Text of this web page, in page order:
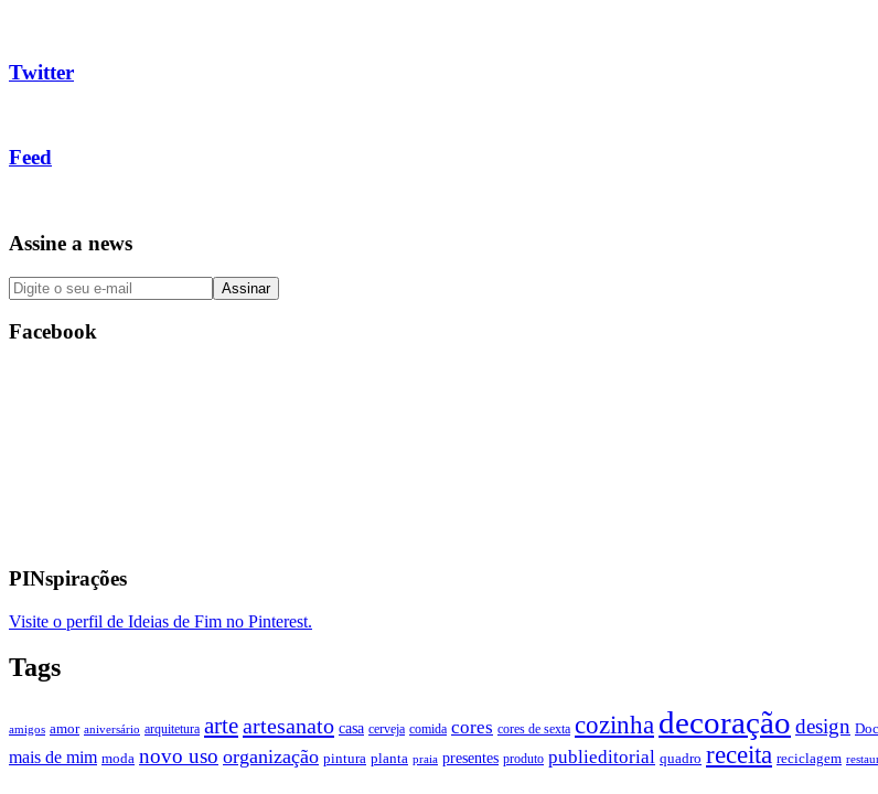
Twitter
Feed
Assine a news
Facebook
PINspirações
Visite o perfil de Ideias de Fim no Pinterest.
Tags
amigos amor aniversário arquitetura arteartesanato casa cerveja comida cores cores de sexta cozinhadecoração design
mais de mim moda novo uso organização pintura planta praia presentes produto publieditorial quadro receita reciclagem